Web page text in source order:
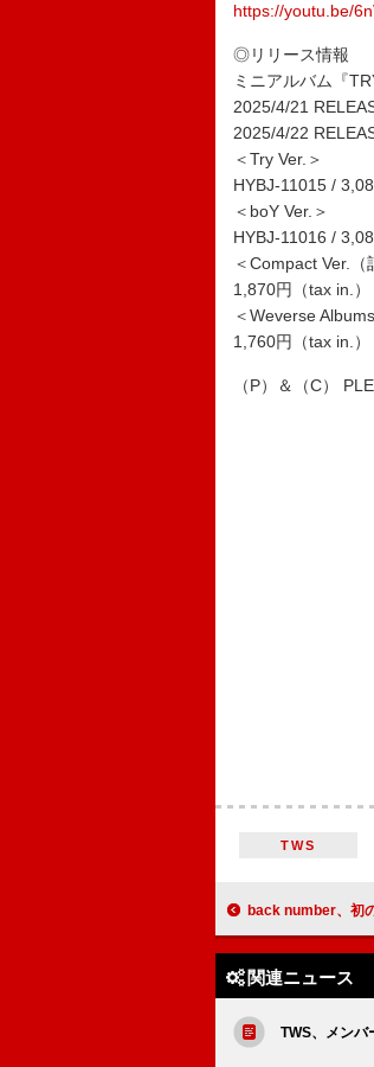
https://youtu.be/
◎リリース情報
ミニアルバム『
2025/4/21
2025/4/22
＜Try Ver.＞
HYBJ-11015 /
＜boY Ver.＞
HYBJ-11016 /
＜Compact Ver.
1,870円（tax in.）
＜Weverse
1,760円（tax in.）
（P）＆（C）
TWS
back number、初のアリーナ公演
関連ニュース
TWS、メンバ